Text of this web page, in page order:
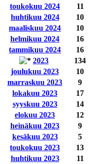
toukokuu 2024
11
huhtikuu 2024
10
maaliskuu 2024
10
helmikuu 2024
16
tammikuu 2024
16
2023
134
joulukuu 2023
10
marraskuu 2023
9
lokakuu 2023
17
syyskuu 2023
14
elokuu 2023
12
heinäkuu 2023
9
kesäkuu 2023
5
toukokuu 2023
13
huhtikuu 2023
11